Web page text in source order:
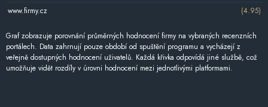
www.firmy.cz
(4.95)
Graf zobrazuje porovnání průměrných hodnocení firmy na vybraných recenzních
portálech. Data zahrnují pouze období od spuštění programu a vycházejí z
veřejně dostupných hodnocení uživatelů. Každá křivka odpovídá jiné službě, což
umožňuje vidět rozdíly v úrovni hodnocení mezi jednotlivými platformami.